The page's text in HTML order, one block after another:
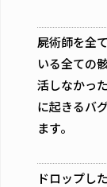
屍術師を全
いる全ての
活しなかっ
に起きるバ
ます。
ドロップし